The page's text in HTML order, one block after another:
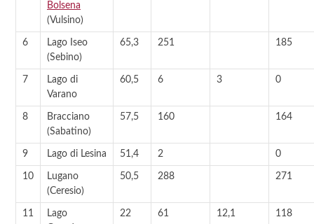
Bolsena
(Vulsino)
6
Lago Iseo
(Sebino)
65,3 251 185
7
Lago di
Varano
60,5 6 3 0
8
Bracciano
(Sabatino)
57,5 160 164
9 Lago di Lesina 51,4 2 0
10
Lugano
(Ceresio)
50,5 288 271
11
Lago
22 61 12,1 118